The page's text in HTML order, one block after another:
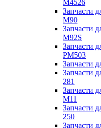
M4526
Запчасти
M90
Запчасти
M92S
Запчасти
PM503
Запчасти
Запчасти
281
Запчасти
M11
Запчасти
250
Запчасти